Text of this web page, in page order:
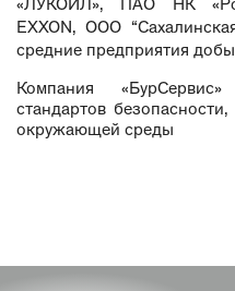
«ЛУКОЙЛ», ПАО НК
EXXON, ООО
средние предприятия
Компания
стандартов
окружающей среды